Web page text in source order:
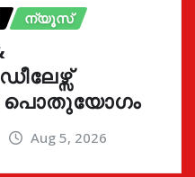
ന്യൂസ്
Aug 5, 2026